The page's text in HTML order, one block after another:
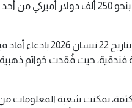
مقتنيات وأموال تُقدّر قيمتها بنحو
وكان المواطن ح. ع. قد
حيث فُقدت خواتم ذهبية
تمكنت شعبة المعلومات